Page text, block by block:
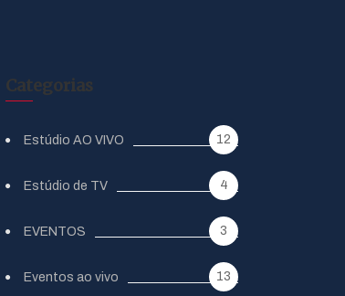
Categorias
Estúdio AO VIVO 12
Estúdio de TV 4
EVENTOS 3
Eventos ao vivo 13